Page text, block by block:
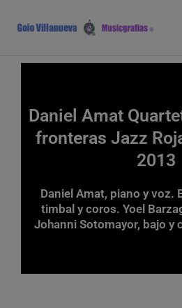
contenido
Daniel Amat
fronteras Jazz
2013
Daniel Amat, piano y voz.
timbal y coros. Yoel
Johanni Sotomayor, bajo y